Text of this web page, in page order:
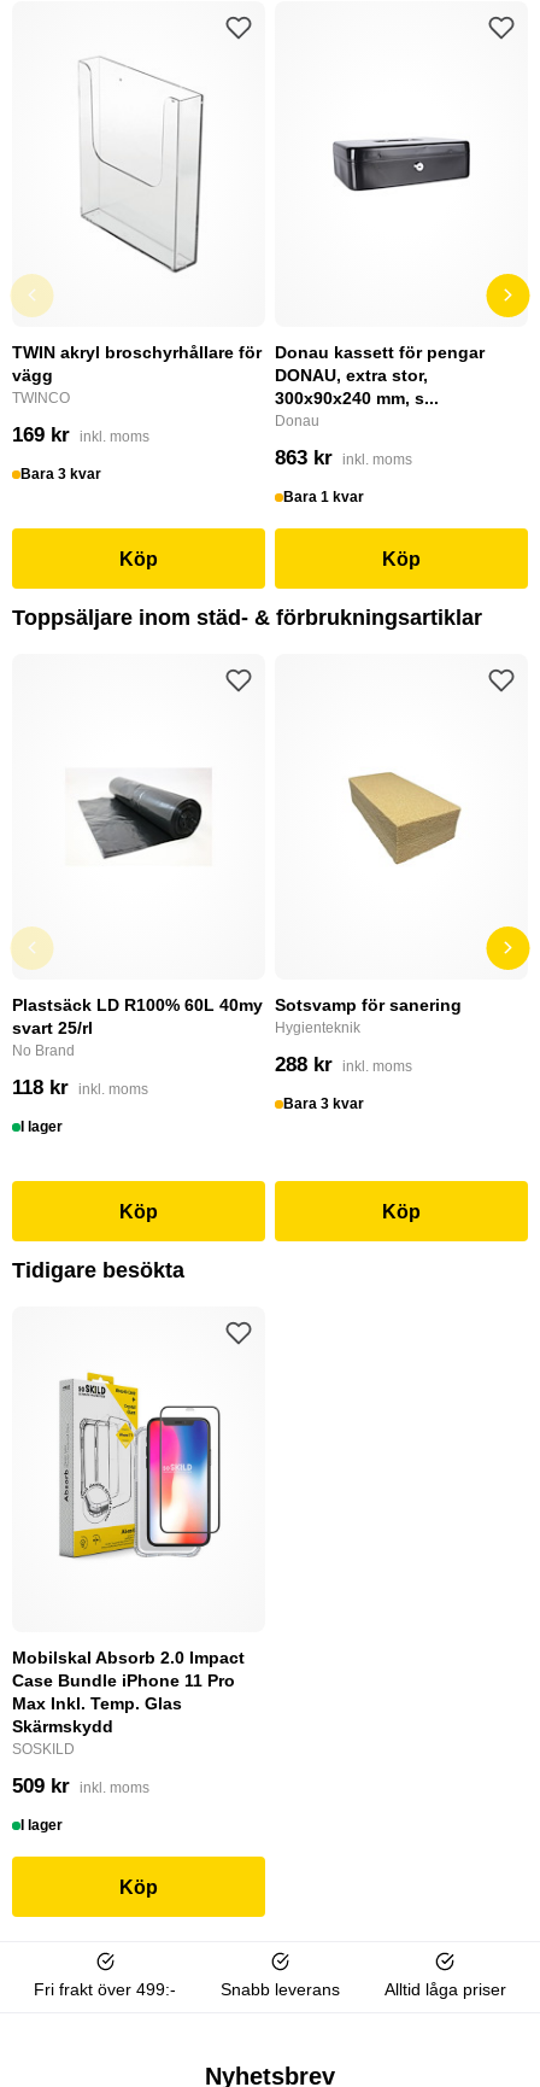
TWIN akryl broschyrhållare för
vägg
TWINCO
169 kr inkl. moms
Bara 3 kvar
Köp
Donau kassett för pengar
DONAU, extra stor,
300x90x240 mm, s...
Donau
863 kr inkl. moms
Bara 1 kvar
Köp
Toppsäljare inom städ- & förbrukningsartiklar
Plastsäck LD R100% 60L 40my
svart 25/rl
No Brand
118 kr inkl. moms
I lager
Köp
Sotsvamp för sanering
Hygienteknik
288 kr inkl. moms
Bara 3 kvar
Köp
Tidigare besökta
Mobilskal Absorb 2.0 Impact
Case Bundle iPhone 11 Pro
Max Inkl. Temp. Glas
Skärmskydd
SOSKILD
509 kr inkl. moms
I lager
Köp
Fri frakt över 499:- Snabb leverans Alltid låga priser
Nyhetsbrev